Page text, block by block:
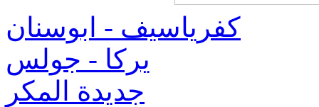
كفرياسيف - ابوسنان
يركا - جولس
جديدة المكر